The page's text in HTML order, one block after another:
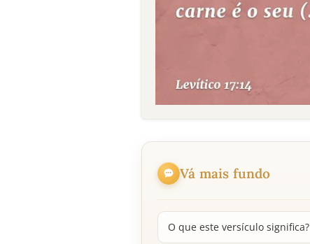
Vá mais fundo
O que este versículo significa?